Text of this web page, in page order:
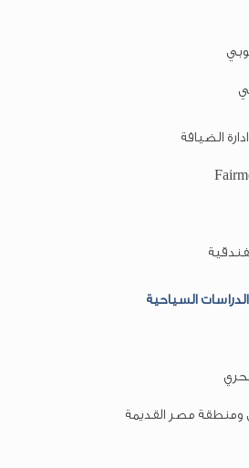
الضيافة
الدراسات السياحية
ومنطقة مصر القديمة